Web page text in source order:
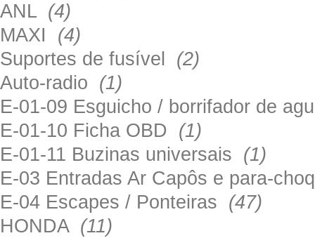
ANL (4)
MAXI (4)
Suportes de fusível (2)
Auto-radio (1)
E-01-09 Esguicho / borrifador de
E-01-10 Ficha OBD (1)
E-01-11 Buzinas universais (1)
E-03 Entradas Ar Capôs e para-
E-04 Escapes / Ponteiras (47)
HONDA (11)